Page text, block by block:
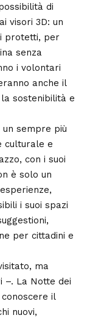
di
visori 3D: un
protetti, per
senza
i volontari
anche il
sostenibilità e
un sempre più
culturale e
con i suoi
è solo un
i suoi spazi
per cittadini e
ma
–. La Notte dei
il
nuovi,